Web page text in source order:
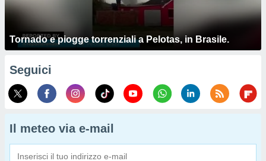
Tornado e piogge torrenziali a Pelotas, in Brasile.
Seguici
Il meteo via e-mail